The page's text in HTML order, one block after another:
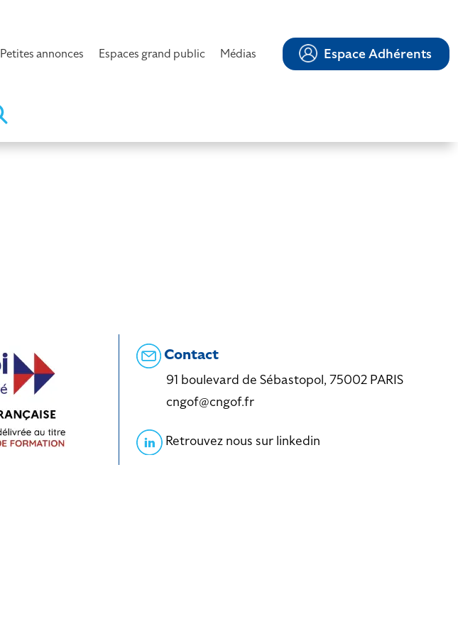
Petites annonces Espaces grand public Médias Espace Adhérents
Contact
91 boulevard de Sébastopol, 75002 PARIS
cngof@cngof.fr
Retrouvez nous sur linkedin